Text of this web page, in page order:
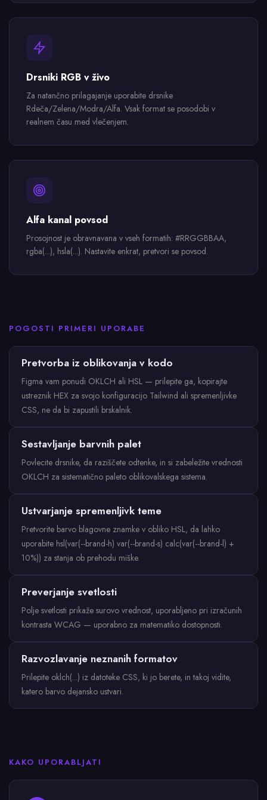
Drsniki RGB v živo
Za natančno prilagajanje uporabite drsnike
Rdeča/Zelena/Modra/Alfa. Vsak format se posodobi v
realnem času med vlečenjem.
Alfa kanal povsod
Prosojnost je obravnavana v vseh formatih: #RRGGBBAA,
rgba(...), hsla(...). Nastavite enkrat, pretvori se povsod.
POGOSTI PRIMERI UPORABE
Pretvorba iz oblikovanja v kodo
Figma vam ponudi OKLCH ali HSL — prilepite ga, kopirajte
ustreznik HEX za svojo konfiguracijo Tailwind ali spremenljivke
CSS, ne da bi zapustili brskalnik.
Sestavljanje barvnih palet
Povlecite drsnike, da raziščete odtenke, in si zabeležite vrednosti
OKLCH za sistematično paleto oblikovalskega sistema.
Ustvarjanje spremenljivk teme
Pretvorite barvo blagovne znamke v obliko HSL, da lahko
uporabite hsl(var(--brand-h) var(--brand-s) calc(var(--brand-l) +
10%)) za stanja ob prehodu miške.
Preverjanje svetlosti
Polje svetlosti prikaže surovo vrednost, uporabljeno pri izračunih
kontrasta WCAG — uporabno za matematiko dostopnosti.
Razvozlavanje neznanih formatov
Prilepite oklch(...) iz datoteke CSS, ki jo berete, in takoj vidite,
katero barvo dejansko ustvari.
KAKO UPORABLJATI